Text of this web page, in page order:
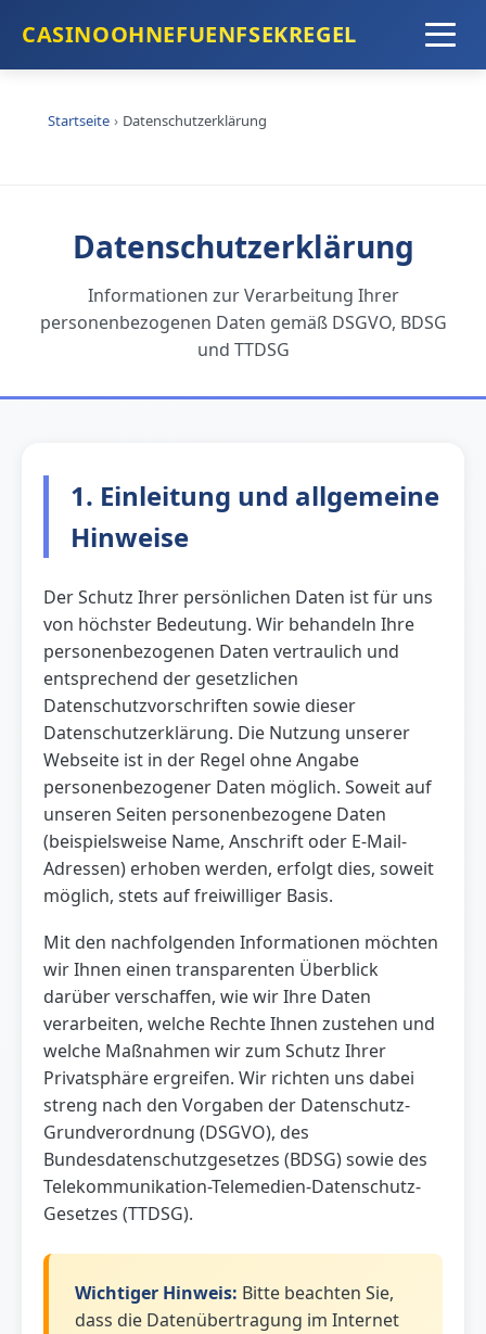
CASINOOHNEFUENFSEKREGEL
Startseite › Datenschutzerklärung
Datenschutzerklärung
Informationen zur Verarbeitung Ihrer
personenbezogenen Daten gemäß DSGVO, BDSG
und TTDSG
1. Einleitung und allgemeine
Hinweise
Der Schutz Ihrer persönlichen Daten ist für uns
von höchster Bedeutung. Wir behandeln Ihre
personenbezogenen Daten vertraulich und
entsprechend der gesetzlichen
Datenschutzvorschriften sowie dieser
Datenschutzerklärung. Die Nutzung unserer
Webseite ist in der Regel ohne Angabe
personenbezogener Daten möglich. Soweit auf
unseren Seiten personenbezogene Daten
(beispielsweise Name, Anschrift oder E-Mail-
Adressen) erhoben werden, erfolgt dies, soweit
möglich, stets auf freiwilliger Basis.
Mit den nachfolgenden Informationen möchten
wir Ihnen einen transparenten Überblick
darüber verschaffen, wie wir Ihre Daten
verarbeiten, welche Rechte Ihnen zustehen und
welche Maßnahmen wir zum Schutz Ihrer
Privatsphäre ergreifen. Wir richten uns dabei
streng nach den Vorgaben der Datenschutz-
Grundverordnung (DSGVO), des
Bundesdatenschutzgesetzes (BDSG) sowie des
Telekommunikation-Telemedien-Datenschutz-
Gesetzes (TTDSG).
Wichtiger Hinweis: Bitte beachten Sie,
dass die Datenübertragung im Internet